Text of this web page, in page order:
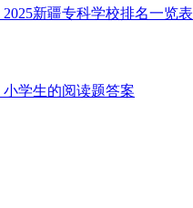
2025新疆专科学校排名一览表
小学生的阅读题答案